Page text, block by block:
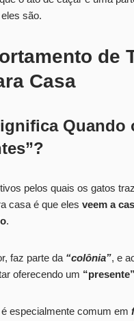
são.
de
Casa
Quando
pelos quais os gatos
casa é que eles veem a
.
faz parte da “colônia”, e
oferecendo um “presente”
especialmente comum em